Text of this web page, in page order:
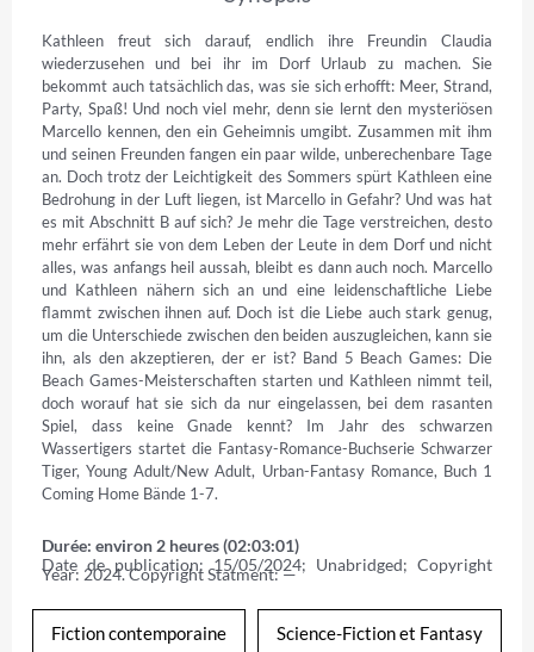
Kathleen freut sich darauf, endlich ihre Freundin Claudia
wiederzusehen und bei ihr im Dorf Urlaub zu machen. Sie
bekommt auch tatsächlich das, was sie sich erhofft: Meer, Strand,
Party, Spaß! Und noch viel mehr, denn sie lernt den mysteriösen
Marcello kennen, den ein Geheimnis umgibt. Zusammen mit ihm
und seinen Freunden fangen ein paar wilde, unberechenbare Tage
an. Doch trotz der Leichtigkeit des Sommers spürt Kathleen eine
Bedrohung in der Luft liegen, ist Marcello in Gefahr? Und was hat
es mit Abschnitt B auf sich? Je mehr die Tage verstreichen, desto
mehr erfährt sie von dem Leben der Leute in dem Dorf und nicht
alles, was anfangs heil aussah, bleibt es dann auch noch. Marcello
und Kathleen nähern sich an und eine leidenschaftliche Liebe
flammt zwischen ihnen auf. Doch ist die Liebe auch stark genug,
um die Unterschiede zwischen den beiden auszugleichen, kann sie
ihn, als den akzeptieren, der er ist? Band 5 Beach Games: Die
Beach Games-Meisterschaften starten und Kathleen nimmt teil,
doch worauf hat sie sich da nur eingelassen, bei dem rasanten
Spiel, dass keine Gnade kennt? Im Jahr des schwarzen
Wassertigers startet die Fantasy-Romance-Buchserie Schwarzer
Tiger, Young Adult/New Adult, Urban-Fantasy Romance, Buch 1
Coming Home Bände 1-7.
Durée: environ 2 heures (02:03:01)
Date de publication: 15/05/2024; Unabridged; Copyright
Year: 2024. Copyright Statment: —
Fiction contemporaine Science-Fiction et Fantasy